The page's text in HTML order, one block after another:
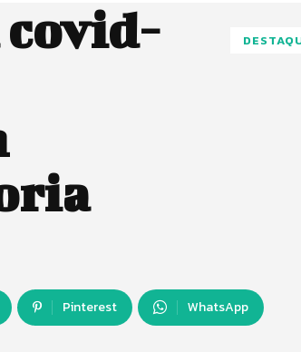
covid-
Pinterest WhatsApp